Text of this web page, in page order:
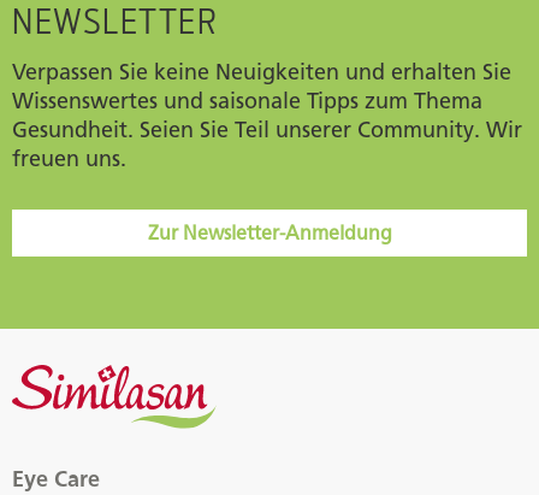
NEWSLETTER
Verpassen Sie keine Neuigkeiten und erhalten Sie
Wissenswertes und saisonale Tipps zum Thema
Gesundheit. Seien Sie Teil unserer Community. Wir
freuen uns.
Zur Newsletter-Anmeldung
Eye Care